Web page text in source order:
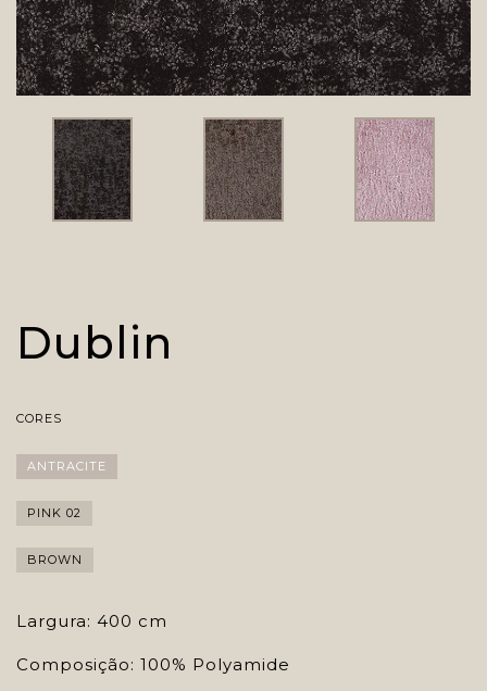
Dublin
CORES
ANTRACITE
PINK 02
BROWN
Largura: 400 cm
Composição: 100% Polyamide